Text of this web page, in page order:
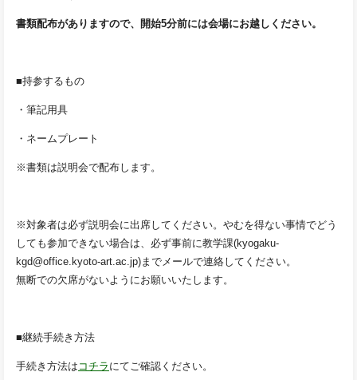
書類配布がありますので、開始5分前には会場にお越しください。
■持参するもの
・筆記用具
・ネームプレート
※書類は説明会で配布します。
※対象者は必ず説明会に出席してください。やむを得ない事情でどう
しても参加できない場合は、必ず事前に教学課(kyogaku-
kgd@office.kyoto-art.ac.jp)までメールで連絡してください。
無断での欠席がないようにお願いいたします。
■継続手続き方法
手続き方法は コチラ にてご確認ください。